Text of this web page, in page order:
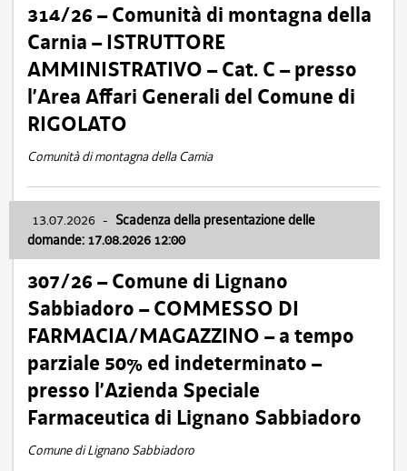
314/26 – Comunità di montagna della
Carnia – ISTRUTTORE
AMMINISTRATIVO – Cat. C – presso
l’Area Affari Generali del Comune di
RIGOLATO
Comunità di montagna della Carnia
13.07.2026 - Scadenza della presentazione delle
domande: 17.08.2026 12:00
307/26 – Comune di Lignano
Sabbiadoro – COMMESSO DI
FARMACIA/MAGAZZINO – a tempo
parziale 50% ed indeterminato –
presso l’Azienda Speciale
Farmaceutica di Lignano Sabbiadoro
Comune di Lignano Sabbiadoro